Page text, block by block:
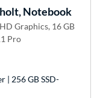
Notebook
Graphics, 16 GB
Pro
| 256 GB SSD-